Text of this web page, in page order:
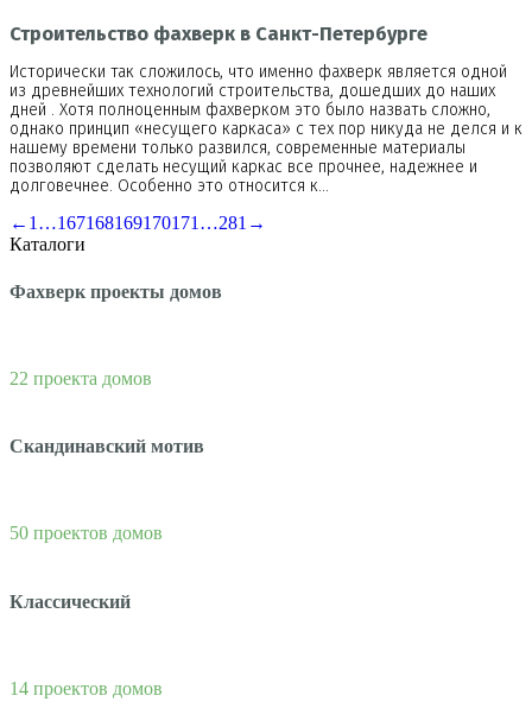
Строительство фахверк в Санкт-Петербурге
Исторически так сложилось, что именно фахверк является одной
из древнейших технологий строительства, дошедших до наших
дней . Хотя полноценным фахверком это было назвать сложно,
однако принцип «несущего каркаса» с тех пор никуда не делся и к
нашему времени только развился, современные материалы
позволяют сделать несущий каркас все прочнее, надежнее и
долговечнее. Особенно это относится к…
← 1 …167168169170171 …281 →
Каталоги
Фахверк проекты домов
22 проекта домов
Скандинавский мотив
50 проектов домов
Классический
14 проектов домов